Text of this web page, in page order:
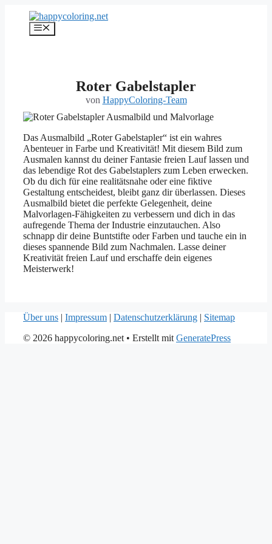
springen
Menü
Roter Gabelstapler
von HappyColoring-Team
Das Ausmalbild „Roter Gabelstapler“ ist ein wahres
Abenteuer in Farbe und Kreativität! Mit diesem Bild zum
Ausmalen kannst du deiner Fantasie freien Lauf lassen und
das lebendige Rot des Gabelstaplers zum Leben erwecken.
Ob du dich für eine realitätsnahe oder eine fiktive
Gestaltung entscheidest, bleibt ganz dir überlassen. Dieses
Ausmalbild bietet die perfekte Gelegenheit, deine
Malvorlagen-Fähigkeiten zu verbessern und dich in das
aufregende Thema der Industrie einzutauchen. Also
schnapp dir deine Buntstifte oder Farben und tauche ein in
dieses spannende Bild zum Nachmalen. Lasse deiner
Kreativität freien Lauf und erschaffe dein eigenes
Meisterwerk!
Über uns | Impressum | Datenschutzerklärung | Sitemap
© 2026 happycoloring.net • Erstellt mit GeneratePress